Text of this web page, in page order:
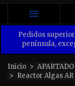

Pedidos
península,
Inicio
Reactor Algas